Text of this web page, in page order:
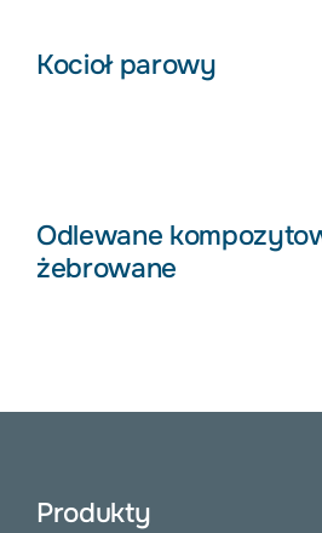
Kocioł parowy
Odlewane
żebrowane
Produkty